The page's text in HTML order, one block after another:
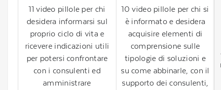
11 video pillole per chi
desidera informarsi sul
proprio ciclo di vita e
ricevere indicazioni utili
per potersi confrontare
con i consulenti ed
amministrare
10 video pillole per chi si
è informato e desidera
acquisire elementi di
comprensione sulle
tipologie di soluzioni e
su come abbinarle, con il
supporto dei consulenti,